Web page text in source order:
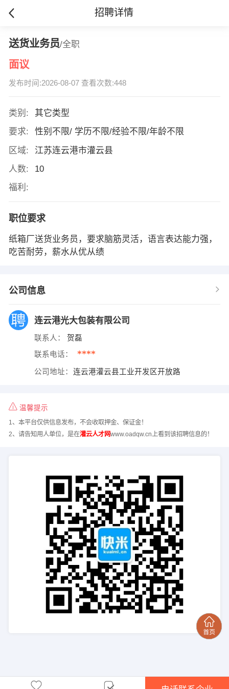
招聘详情
送货业务员/全职
面议
发布时间:2026-08-07 查看次数:448
类别:
其它类型
要求:
性别不限/ 学历不限/经验不限/年龄不限
区域:
江苏连云港市灌云县
人数:
10
福利:
职位要求
纸箱厂送货业务员，要求脑筋灵活，语言表达能力强，
吃苦耐劳，薪水从优从绩
公司信息
连云港光大包装有限公司
联系人： 贺磊
联系电话： ****
公司地址： 连云港灌云县工业开发区开放路
温馨提示
1、本平台仅供信息发布，不会收取押金、保证金！
2、请告知用人单位，是在灌云人才网www.oadqw.cn上看到该招聘信息的！